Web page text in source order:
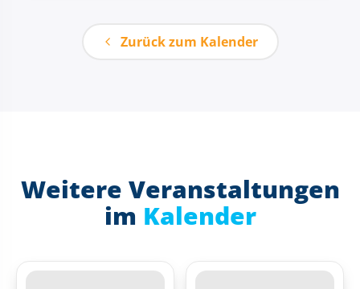
Zurück zum Kalender
Weitere Veranstaltungen
im Kalender